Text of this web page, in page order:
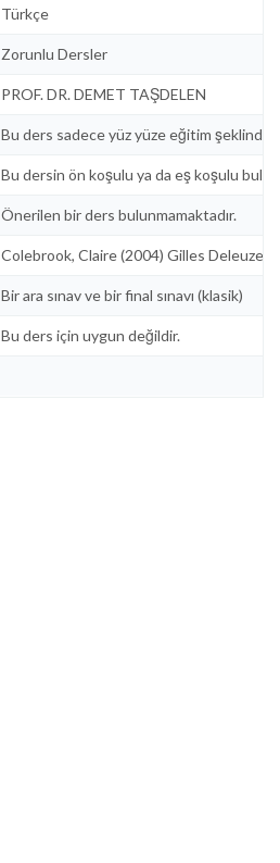
Türkçe
Zorunlu Dersler
PROF. DR. DEMET TAŞDELEN
Bu ders sadece yüz yüze eğitim şeklinde
Bu dersin ön koşulu ya da eş koşulu
Önerilen bir ders bulunmamaktadır.
Colebrook, Claire (2004) Gilles Deleuze.
Bir ara sınav ve bir final sınavı (klasik)
Bu ders için uygun değildir.